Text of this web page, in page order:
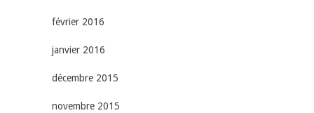
février 2016
janvier 2016
décembre 2015
novembre 2015